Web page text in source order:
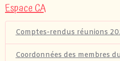
Espace CA
Comptes-rendus réunions
Coordonnées des membres